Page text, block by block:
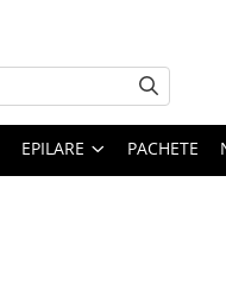
EPILARE PACHETE